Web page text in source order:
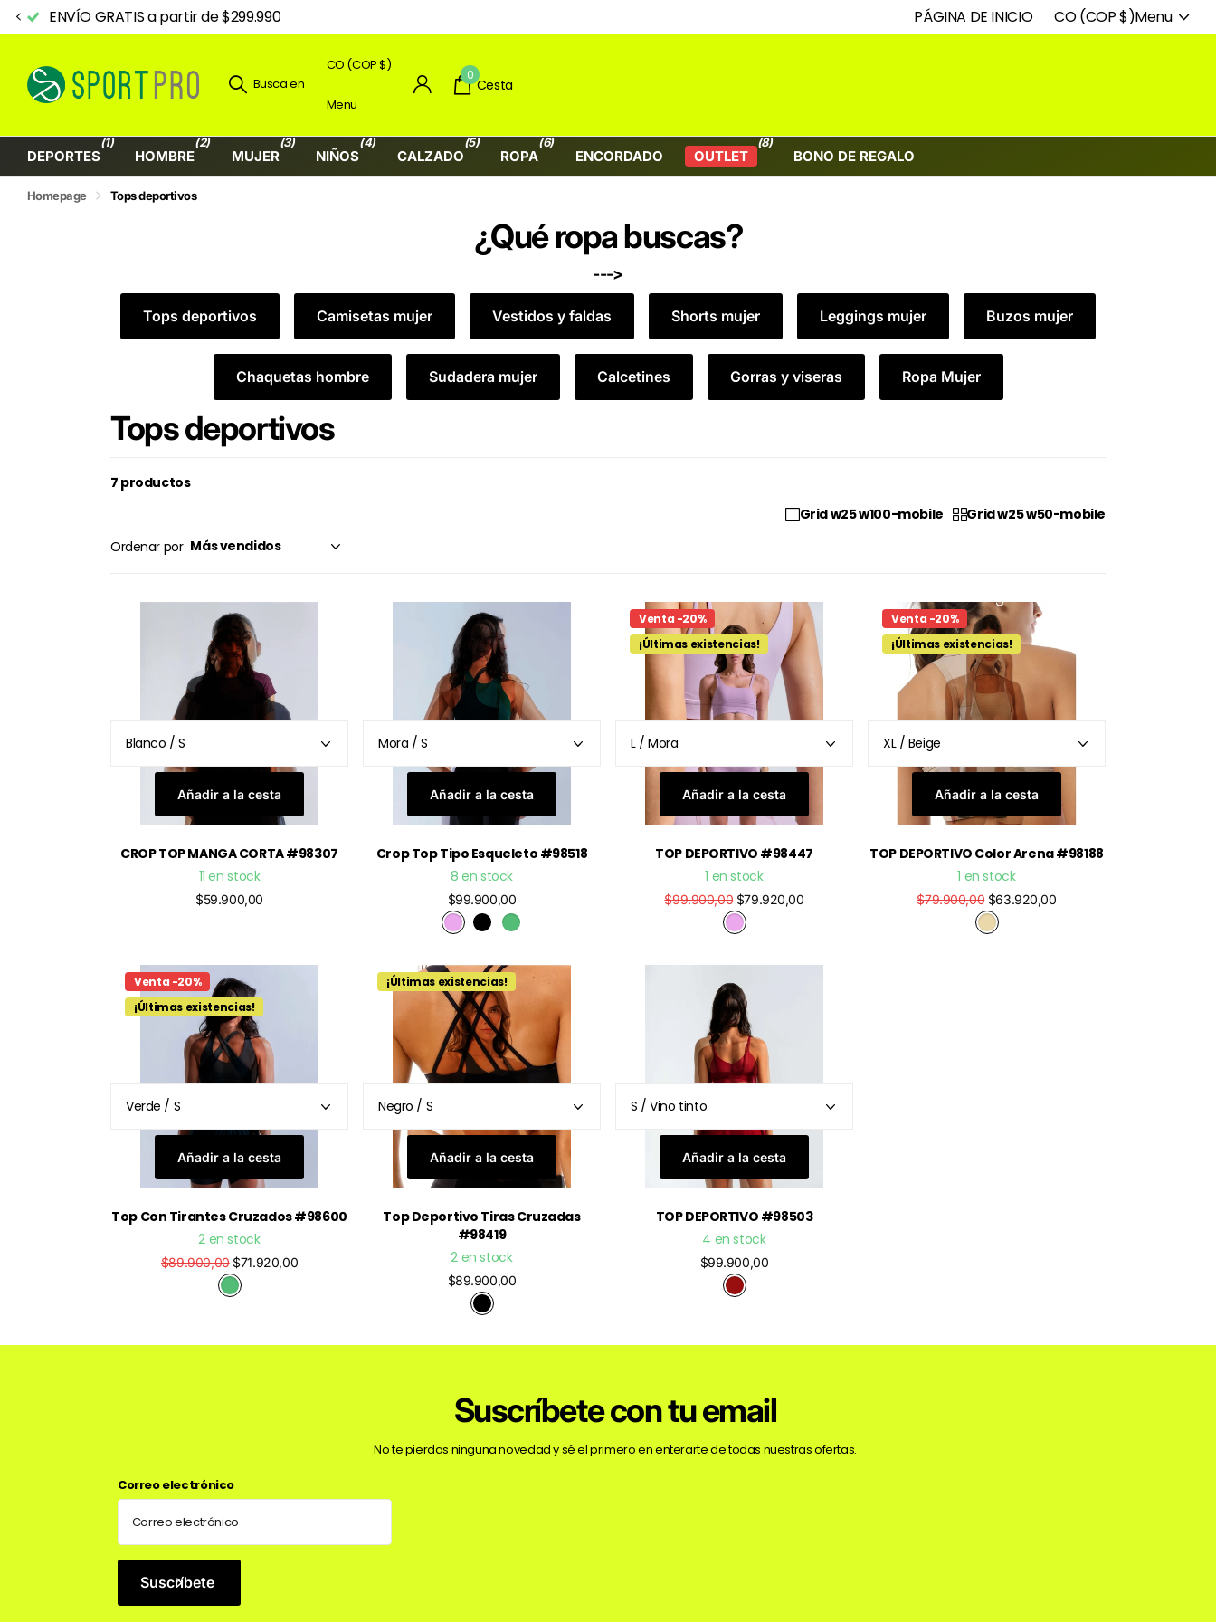
ENVÍO GRATIS a partir de $299.990 Especialistas en deporte
PÁGINA DE INICIO CO (COP $)Menu
Busca en
CO (COP $)
Menu
0
Cesta
DEPORTES
(1)
HOMBRE
(2)
MUJER
(3)
NIÑOS
(4)
CALZADO
(5)
ROPA
(6)
ENCORDADO OUTLET
(8)
BONO DE REGALO
Homepage Tops deportivos
¿Qué ropa buscas?
--->
Tops deportivos Camisetas mujer Vestidos y faldas Shorts mujer Leggings mujer Buzos mujer
Chaquetas hombre Sudadera mujer Calcetines Gorras y viseras Ropa Mujer
Tops deportivos
7 productos
Grid w25 w100-mobile
Grid w25 w50-mobile
Ordenar por
Añadir a la cesta
CROP TOP MANGA CORTA #98307
11 en stock
$59.900,00
Añadir a la cesta
Crop Top Tipo Esqueleto #98518
8 en stock
$99.900,00
Venta -20%
¡Últimas existencias!
Añadir a la cesta
TOP DEPORTIVO #98447
1 en stock
$99.900,00$79.920,00
Venta -20%
¡Últimas existencias!
Añadir a la cesta
TOP DEPORTIVO Color Arena #98188
1 en stock
$79.900,00$63.920,00
Venta -20%
¡Últimas existencias!
Añadir a la cesta
Top Con Tirantes Cruzados #98600
2 en stock
$89.900,00$71.920,00
¡Últimas existencias!
Añadir a la cesta
Top Deportivo Tiras Cruzadas
#98419
2 en stock
$89.900,00
Añadir a la cesta
TOP DEPORTIVO #98503
4 en stock
$99.900,00
Suscríbete con tu email
No te pierdas ninguna novedad y sé el primero en enterarte de todas nuestras ofertas.
Correo electrónico
Suscríbete